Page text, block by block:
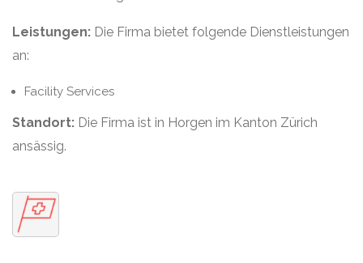
Leistungen: Die Firma bietet folgende Dienstleistungen
an:
Facility Services
Standort: Die Firma ist in Horgen im Kanton Zürich
ansässig.